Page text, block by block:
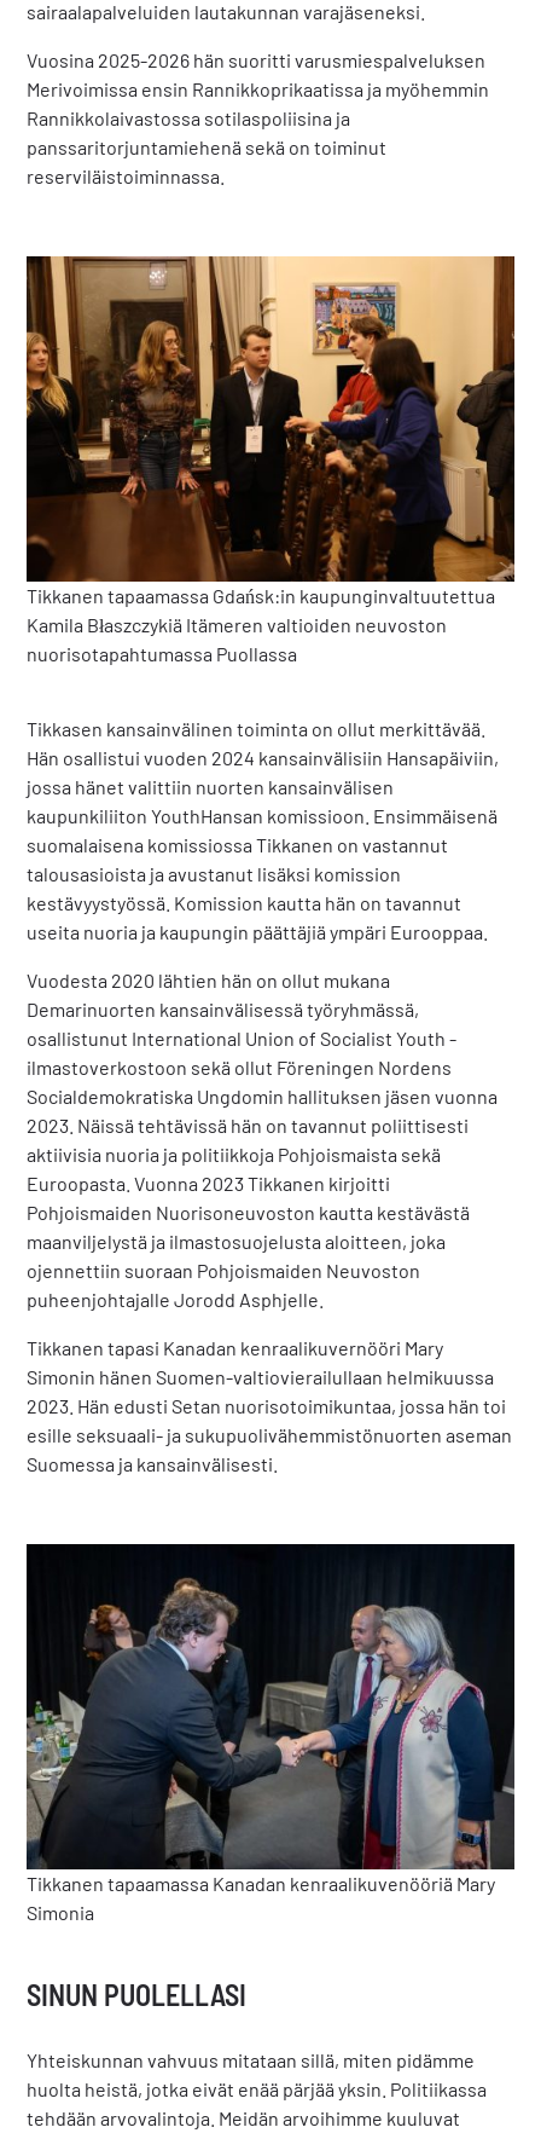
sairaalapalveluiden lautakunnan varajäseneksi.
Vuosina 2025-2026 hän suoritti varusmiespalveluksen
Merivoimissa ensin Rannikkoprikaatissa ja myöhemmin
Rannikkolaivastossa sotilaspoliisina ja
panssaritorjuntamiehenä sekä on toiminut
reserviläistoiminnassa.
Tikkanen tapaamassa Gdańsk:in kaupunginvaltuutettua
Kamila Błaszczykiä Itämeren valtioiden neuvoston
nuorisotapahtumassa Puollassa
Tikkasen kansainvälinen toiminta on ollut merkittävää.
Hän osallistui vuoden 2024 kansainvälisiin Hansapäiviin,
jossa hänet valittiin nuorten kansainvälisen
kaupunkiliiton YouthHansan komissioon. Ensimmäisenä
suomalaisena komissiossa Tikkanen on vastannut
talousasioista ja avustanut lisäksi komission
kestävyystyössä. Komission kautta hän on tavannut
useita nuoria ja kaupungin päättäjiä ympäri Eurooppaa.
Vuodesta 2020 lähtien hän on ollut mukana
Demarinuorten kansainvälisessä työryhmässä,
osallistunut International Union of Socialist Youth -
ilmastoverkostoon sekä ollut Föreningen Nordens
Socialdemokratiska Ungdomin hallituksen jäsen vuonna
2023. Näissä tehtävissä hän on tavannut poliittisesti
aktiivisia nuoria ja politiikkoja Pohjoismaista sekä
Euroopasta. Vuonna 2023 Tikkanen kirjoitti
Pohjoismaiden Nuorisoneuvoston kautta kestävästä
maanviljelystä ja ilmastosuojelusta aloitteen, joka
ojennettiin suoraan Pohjoismaiden Neuvoston
puheenjohtajalle Jorodd Asphjelle.
Tikkanen tapasi Kanadan kenraalikuvernööri Mary
Simonin hänen Suomen-valtiovierailullaan helmikuussa
2023. Hän edusti Setan nuorisotoimikuntaa, jossa hän toi
esille seksuaali- ja sukupuolivähemmistönuorten aseman
Suomessa ja kansainvälisesti.
Tikkanen tapaamassa Kanadan kenraalikuvenööriä Mary
Simonia
SINUN PUOLELLASI
Yhteiskunnan vahvuus mitataan sillä, miten pidämme
huolta heistä, jotka eivät enää pärjää yksin. Politiikassa
tehdään arvovalintoja. Meidän arvoihimme kuuluvat